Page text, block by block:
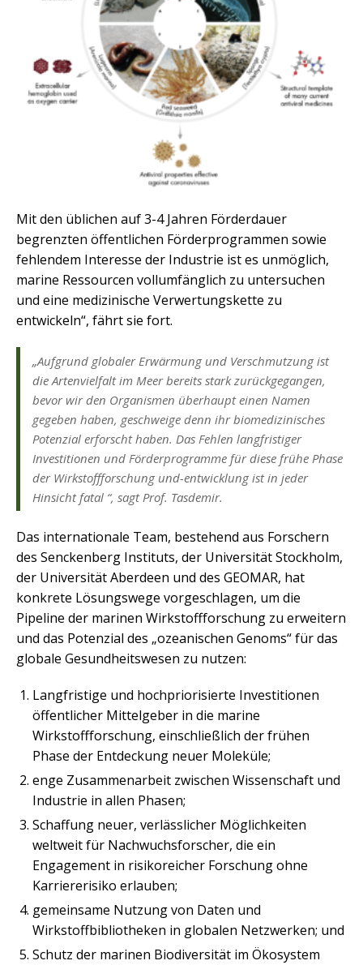
Mit den üblichen auf 3-4 Jahren Förderdauer
begrenzten öffentlichen Förderprogrammen sowie
fehlendem Interesse der Industrie ist es unmöglich,
marine Ressourcen vollumfänglich zu untersuchen
und eine medizinische Verwertungskette zu
entwickeln“, fährt sie fort.
„Aufgrund globaler Erwärmung und Verschmutzung ist
die Artenvielfalt im Meer bereits stark zurückgegangen,
bevor wir den Organismen überhaupt einen Namen
gegeben haben, geschweige denn ihr biomedizinisches
Potenzial erforscht haben. Das Fehlen langfristiger
Investitionen und Förderprogramme für diese frühe Phase
der Wirkstoffforschung und-entwicklung ist in jeder
Hinsicht fatal “, sagt Prof. Tasdemir.
Das internationale Team, bestehend aus Forschern
des Senckenberg Instituts, der Universität Stockholm,
der Universität Aberdeen und des GEOMAR, hat
konkrete Lösungswege vorgeschlagen, um die
Pipeline der marinen Wirkstoffforschung zu erweitern
und das Potenzial des „ozeanischen Genoms“ für das
globale Gesundheitswesen zu nutzen:
Langfristige und hochpriorisierte Investitionen
öffentlicher Mittelgeber in die marine
Wirkstoffforschung, einschließlich der frühen
Phase der Entdeckung neuer Moleküle;
enge Zusammenarbeit zwischen Wissenschaft und
Industrie in allen Phasen;
Schaffung neuer, verlässlicher Möglichkeiten
weltweit für Nachwuchsforscher, die ein
Engagement in risikoreicher Forschung ohne
Karriererisiko erlauben;
gemeinsame Nutzung von Daten und
Wirkstoffbibliotheken in globalen Netzwerken; und
Schutz der marinen Biodiversität im Ökosystem